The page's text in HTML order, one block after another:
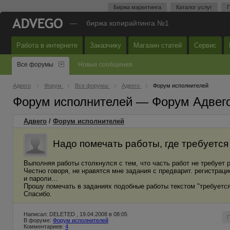
Биржа маркетинга Каталог услуг
— биржа копирайтинга №1
Работа в интернете Заказчику Магазин статей Сервис
Все форумы Новые сообщения
Адвего Форум Все форумы Адвего Форум исполнителей
Форум исполнителей — Форум
Адвего / Форум исполнителей
Надо помечать работы, где
Выполняя работы столкнулся с тем, что часть работ не требует
Честно говоря, не нравятся мне задания с предварит.
и пароли...
Прошу помечать в заданиях подобные работы текстом
Спасибо.
Написал: DELETED , 19.04.2008 в 08:05
В форуме: Форум исполнителей
Комментариев: 4